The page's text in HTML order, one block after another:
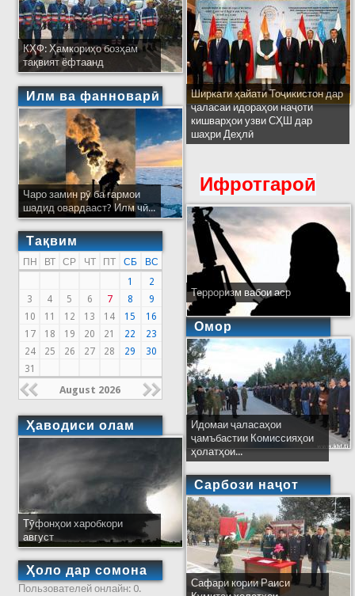
КҲФ: Ҳамкориҳо бозҳам
тақвият ёфтаанд
Илм ва фанноварӣ
Чаро замин рӯ ба гармои
шадид овардааст? Илм чӣ...
Тақвим
ПН ВТ СР ЧТ ПТ СБ
ВС
1
2
3
4 5 6 7 8
9
10
11 12 13 14 15
16
17
18 19 20 21 22
23
24
25 26 27 28 29
30
31
August 2026
Ҳаводиси олам
Тӯфонҳои харобкори
август
Ҳоло дар сомона
Пользователей онлайн: 0.
Ширкати ҳайати Тоҷикистон дар
ҷаласаи идораҳои наҷоти
кишварҳои узви СҲШ дар
шаҳри Деҳлӣ
Ифротгароӣ
Терроризм вабои аср
Омор
Идомаи ҷаласаҳои
ҷамъбастии Комиссияҳои
ҳолатҳои...
Сарбози наҷот
Сафари кории Раиси